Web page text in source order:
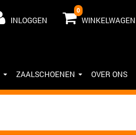
INLOGGEN
0
WINKELWAGEN
ZAALSCHOENEN OVER ONS